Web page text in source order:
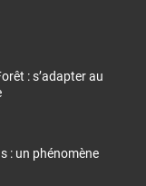
: s’adapter au
: un phénomène